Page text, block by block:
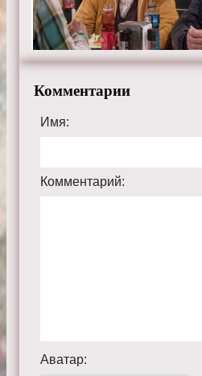
Комментарии
Имя:
Комментарий:
Аватар: